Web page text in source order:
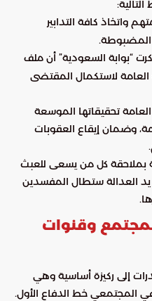
واتخاذ كافة التدابير
المضبوطة.
“بوابة السعودية” أن ملف
العامة لاستكمال المقتضى
العامة تحقيقاتها الموسعة
وضمان إيقاع العقوبات
بملاحقة كل من يسعى للعبث
العدالة ستطال المفسدين
وقنوات
إلى ركيزة أساسية وهي
المجتمعي خط الدفاع الأول.